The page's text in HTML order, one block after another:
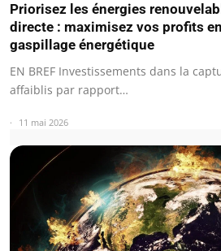
Priorisez les énergies
directe : maximisez vos profits
gaspillage énergétique
EN BREF Investissements dans la
affaiblis par rapport…
11 mai 2026